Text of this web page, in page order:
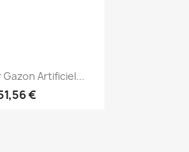
rapide
Artificiel...
€